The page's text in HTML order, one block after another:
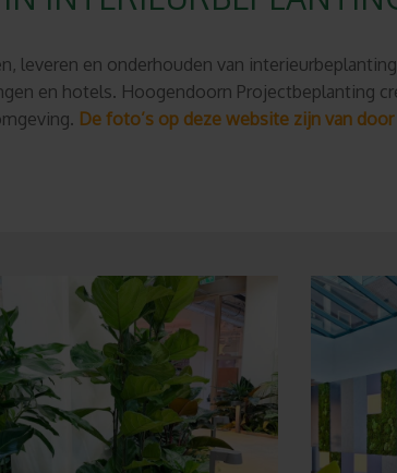
leveren en onderhouden van
en hotels. Hoogendoorn Projectbeplanting
De foto’s op deze website zijn van